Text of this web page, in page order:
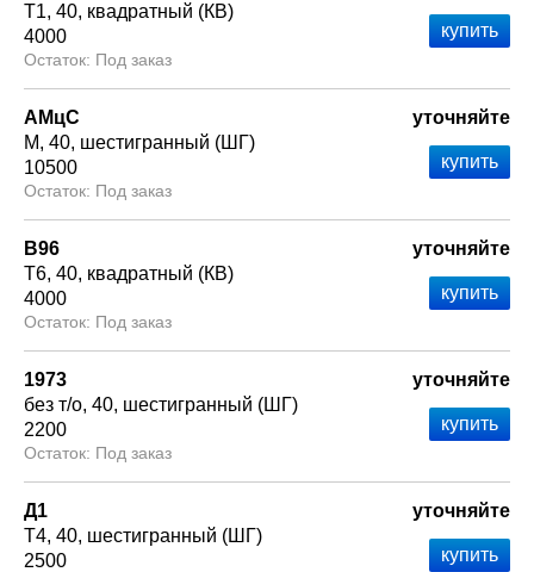
Т1 40 квадратный (КВ)
4000
Под заказ
АМцС
М 40 шестигранный (ШГ)
10500
Под заказ
уточняйте
В96
Т6 40 квадратный (КВ)
4000
Под заказ
уточняйте
1973
без т/о 40 шестигранный (ШГ)
2200
Под заказ
уточняйте
Д1
Т4 40 шестигранный (ШГ)
2500
уточняйте